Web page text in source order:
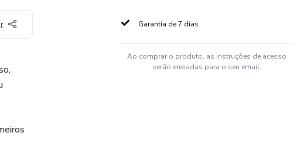
Garantia de 7 dias
Ao comprar o produto, as instruções de acesso
serão enviadas para o seu email.